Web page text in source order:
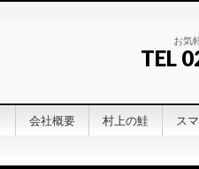
お気
TEL
会社概要 村上の鮭 ス